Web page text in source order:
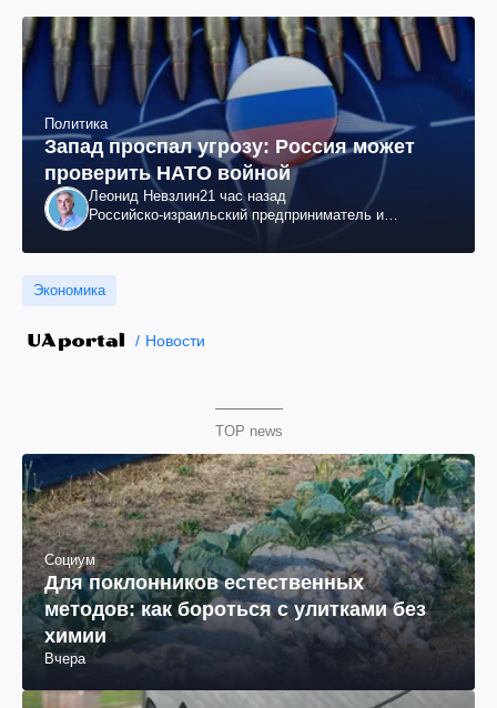
Политика
Запад проспал угрозу: Россия может
проверить НАТО войной
Леонид Невзлин21 час назад
Российско-израильский предприниматель и
"ЮКОСа"
Экономика
Новости
TOP news
Социум
Для поклонников естественных
методов: как бороться с улитками без
химии
Вчера